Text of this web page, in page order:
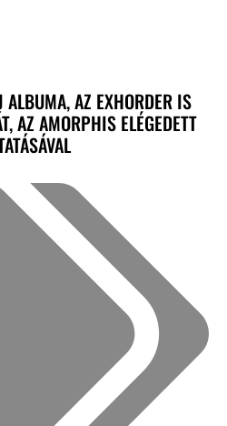
AZ EXHORDER IS
AZ AMORPHIS ELÉGEDETT